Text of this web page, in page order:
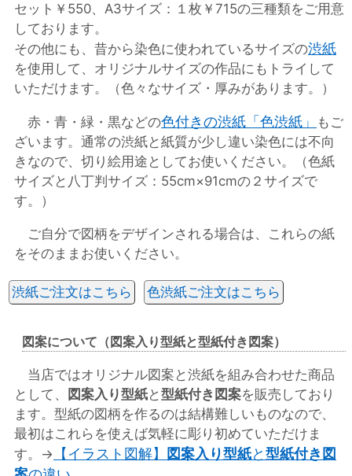
セット￥550、A3サイズ：１枚￥715の三種類をご用意
しております。
その他にも、昔から染色に使われているサイズの渋紙
を使用して、オリジナルサイズの作品にもトライして
いただけます。（色々なサイズ・厚みがあります。）
赤・青・緑・黒などの色付きの渋紙「色渋紙」
もご
ざいます。通常の渋紙と紙質が少し違い染色には不向
きなので、切り絵用途としてお使いください。（色紙
サイズと八丁判サイズ：55cm×91cmの２サイズで
す。）
ご自分で図柄をデザインされる場合は、これらの紙
をそのままお使いください。
渋紙ご注文はこちら 色渋紙ご注文はこちら
図案について（図案入り型紙と型紙付き図案）
当店ではオリジナル図案と渋紙を組み合わせた商品
として、
図案入り型紙と型紙付き図案を販売しており
ます。型紙の図柄を作るのは結構難しいものなので、
最初はこれらを使えば気軽に彫り初めていただけま
す。→ 【イラスト図解】 図案入り型紙と型紙付き図